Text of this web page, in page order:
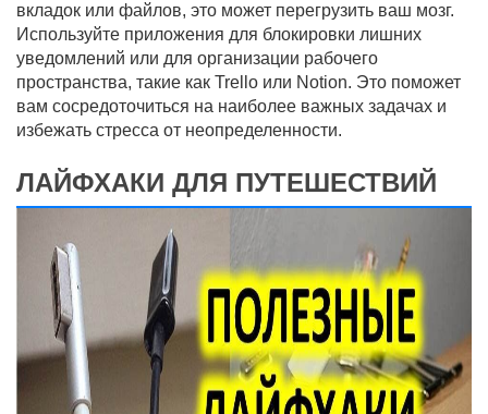
вкладок или файлов, это может перегрузить ваш мозг.
Используйте приложения для блокировки лишних
уведомлений или для организации рабочего
пространства, такие как Trello или Notion. Это поможет
вам сосредоточиться на наиболее важных задачах и
избежать стресса от неопределенности.
ЛАЙФХАКИ ДЛЯ ПУТЕШЕСТВИЙ